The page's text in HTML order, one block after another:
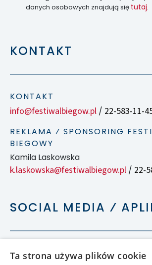
danych osobowych znajdują się tutaj.
KONTAKT
KONTAKT
info@festiwalbiegow.pl / 22-583-11-
REKLAMA ⁄ SPONSORING
BIEGOWY
Kamila Laskowska
k.laskowska@festiwalbiegow.pl / 22-
SOCIAL MEDIA ⁄
Ta strona używa plików cookie